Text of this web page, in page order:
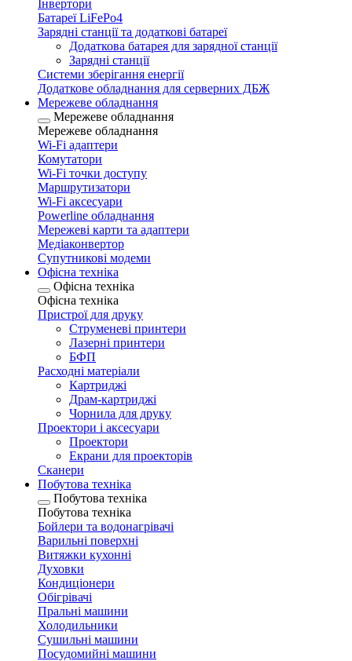
Інвертори
Батареї LiFePo4
Зарядні станції та додаткові батареї
Додаткова батарея для зарядної станції
Зарядні станції
Системи зберігання енергії
Додаткове обладнання для серверних ДБЖ
Мережеве обладнання
Мережеве обладнання
Мережеве обладнання
Wi-Fi адаптери
Комутатори
Wi-Fi точки доступу
Маршрутизатори
Wi-Fi аксесуари
Рowerline обладнання
Мережеві карти та адаптери
Медіаконвертор
Супутникові модеми
Офісна техніка
Офісна техніка
Офісна техніка
Пристрої для друку
Струменеві принтери
Лазерні принтери
БФП
Расходні матеріали
Картриджі
Драм-картриджі
Чорнила для друку
Проектори і аксесуари
Проектори
Екрани для проекторів
Сканери
Побутова техніка
Побутова техніка
Побутова техніка
Бойлери та водонагрівачі
Варильні поверхні
Витяжки кухонні
Духовки
Кондиціонери
Обігрівачі
Пральні машини
Холодильники
Сушильні машини
Посудомийні машини